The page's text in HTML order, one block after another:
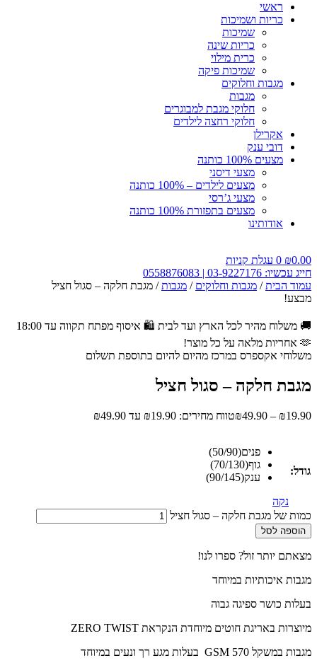
ראשי
כריות ושמיכות
שמיכות
כריות שינה
כרית מילוי
שמיכות פיקה
מגבות וחלוקים
מגבות
חלוקי מגבת למבוגרים
חלוקי רחצה לילדים
אקרילן
דובי ענק
מצעים 100% כותנה
מצעי דיסני
מצעים לילדים – 100% כותנה
מצעי ג’רסי
מצעים בתפזורת 100% כותנה
אודותינו
₪0.00
0 עגלת קניות
חייג עכשיו: 03-9227176 | 0558876083
עמוד הבית/ מגבות וחלוקים / מגבות/ מגבת חלקה – סגול חציל
מבצע!
🚚 משלוח מהיר לכל הארץ ועד לבית 🛍️ איסוף מפתח תקווה עד 18:00
🫶 אחריות מלאה על כל מוצר!
משלוחי אקספרס במרכז מהיום להיום בתוספת תשלום
מגבת חלקה – סגול חציל
₪19.90
–
₪49.90 טווח מחירים: ⁦₪19.90⁩ עד ⁦₪49.90⁩
גודל:
פנים(50/90)
גוף(70/130)
ענק(90/145)
נקה
כמות של מגבת חלקה – סגול חציל
הוספה לסל
מצאתם יותר זול? ספרו לנו!
מגבות איכותיות במיוחד
בעלות כושר ספיגה גבוה
מיוצרות באריגת חוטים מיוחדת הנקראת ZERO TWIST
מגבות במשקל 570 GSM בעלות מגע רך ונעים במיוחד